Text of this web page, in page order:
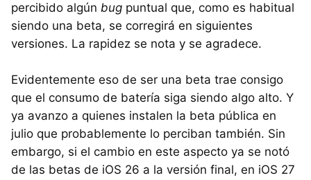
percibido algún bug puntual que, como es habitual
siendo una beta, se corregirá en siguientes
versiones. La rapidez se nota y se agradece.
Evidentemente eso de ser una beta trae consigo
que el consumo de batería siga siendo algo alto. Y
ya avanzo a quienes instalen la beta pública en
julio que probablemente lo perciban también. Sin
embargo, si el cambio en este aspecto ya se notó
de las betas de iOS 26 a la versión final, en iOS 27